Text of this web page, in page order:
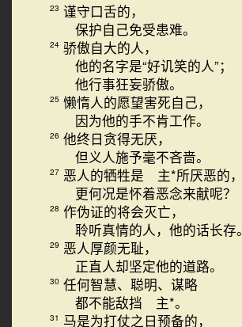
23 谨守口舌的，
保护自己免受患难。
24 骄傲自大的人，
他的名字是“好讥笑的人”；
他行事狂妄骄傲。
25 懒惰人的愿望害死自己，
因为他的手不肯工作。
26 他终日贪得无厌，
但义人施予毫不吝啬。
27 恶人的牺牲是 主*所厌恶的，
更何况是怀着恶念来献呢？
28 作伪证的将会灭亡，
聆听真情的人，他的话长存。
29 恶人厚颜无耻，
正直人却坚定他的道路。
30 任何智慧、聪明、谋略
都不能敌挡 主*。
31 马是为打仗之日预备的，